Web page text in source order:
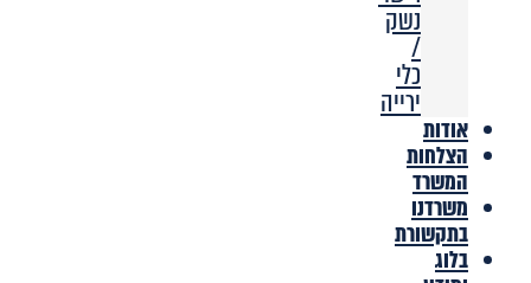
נשק
/
כלי
ירייה
אודות
הצלחות
המשרד
משרדנו
בתקשורת
בלוג